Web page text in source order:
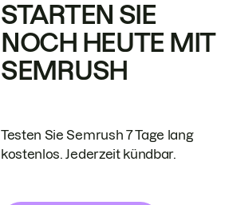
STARTEN SIE
NOCH HEUTE MIT
SEMRUSH
Testen Sie Semrush 7 Tage lang
kostenlos. Jederzeit kündbar.